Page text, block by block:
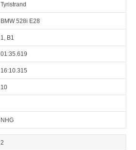
Tyristrand
BMW 528i E28
1, B1
01:35.619
16:10.315
10
NHG
2